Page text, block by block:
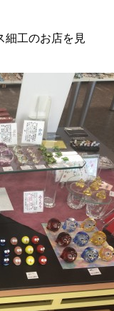
細工のお店を見